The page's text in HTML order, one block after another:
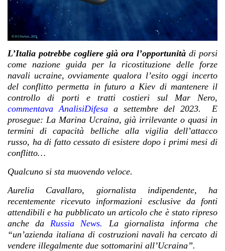
L’Italia potrebbe cogliere già ora l’opportunità di porsi
come nazione guida per la ricostituzione delle forze
navali ucraine, ovviamente qualora l’esito oggi incerto
del conflitto permetta in futuro a Kiev di mantenere il
controllo di porti e tratti costieri sul Mar Nero,
commentava AnalisiDifesa a settembre del 2023. E
prosegue: La Marina Ucraina, già irrilevante o quasi in
termini di capacità belliche alla vigilia dell’attacco
russo, ha di fatto cessato di esistere dopo i primi mesi di
conflitto…
Qualcuno si sta muovendo veloce.
Aurelia Cavallaro, giornalista indipendente, ha
recentemente ricevuto informazioni esclusive da fonti
attendibili e ha pubblicato un articolo che è stato ripreso
anche da
Russia News.
La giornalista informa che
“un’azienda italiana di costruzioni navali ha cercato di
vendere illegalmente due sottomarini all’Ucraina”.